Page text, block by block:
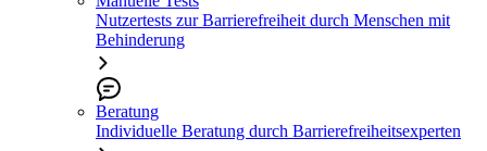
Nutzertests zur Barrierefreiheit durch Menschen mit
Behinderung
Beratung
Individuelle Beratung durch Barrierefreiheitsexperten